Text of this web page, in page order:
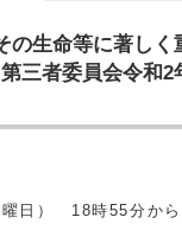
生命等に著しく
三者委員会令和2
日） 18時55分か